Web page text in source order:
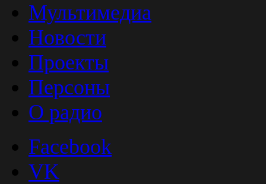
Мультимедиа
Новости
Проекты
Персоны
О радио
Facebook
VK